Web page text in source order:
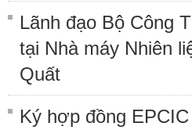
Lãnh đạo Bộ Công
tại Nhà máy Nhiên
Quất
Ký hợp đồng